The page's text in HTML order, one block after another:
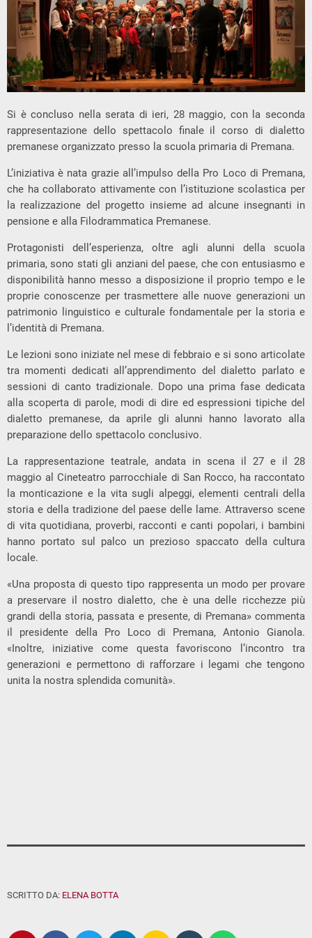
Si è concluso nella serata di ieri, 28 maggio, con la seconda
rappresentazione dello spettacolo finale il corso di dialetto
premanese organizzato presso la scuola primaria di Premana.
L’iniziativa è nata grazie all’impulso della Pro Loco di Premana,
che ha collaborato attivamente con l’istituzione scolastica per
la realizzazione del progetto insieme ad alcune insegnanti in
pensione e alla Filodrammatica Premanese.
Protagonisti dell’esperienza, oltre agli alunni della scuola
primaria, sono stati gli anziani del paese, che con entusiasmo e
disponibilità hanno messo a disposizione il proprio tempo e le
proprie conoscenze per trasmettere alle nuove generazioni un
patrimonio linguistico e culturale fondamentale per la storia e
l’identità di Premana.
Le lezioni sono iniziate nel mese di febbraio e si sono articolate
tra momenti dedicati all’apprendimento del dialetto parlato e
sessioni di canto tradizionale. Dopo una prima fase dedicata
alla scoperta di parole, modi di dire ed espressioni tipiche del
dialetto premanese, da aprile gli alunni hanno lavorato alla
preparazione dello spettacolo conclusivo.
La rappresentazione teatrale, andata in scena il 27 e il 28
maggio al Cineteatro parrocchiale di San Rocco, ha raccontato
la monticazione e la vita sugli alpeggi, elementi centrali della
storia e della tradizione del paese delle lame. Attraverso scene
di vita quotidiana, proverbi, racconti e canti popolari, i bambini
hanno portato sul palco un prezioso spaccato della cultura
locale.
«Una proposta di questo tipo rappresenta un modo per provare
a preservare il nostro dialetto, che è una delle ricchezze più
grandi della storia, passata e presente, di Premana» commenta
il presidente della Pro Loco di Premana, Antonio Gianola.
«Inoltre, iniziative come questa favoriscono l’incontro tra
generazioni e permettono di rafforzare i legami che tengono
unita la nostra splendida comunità».
SCRITTO DA: ELENA BOTTA